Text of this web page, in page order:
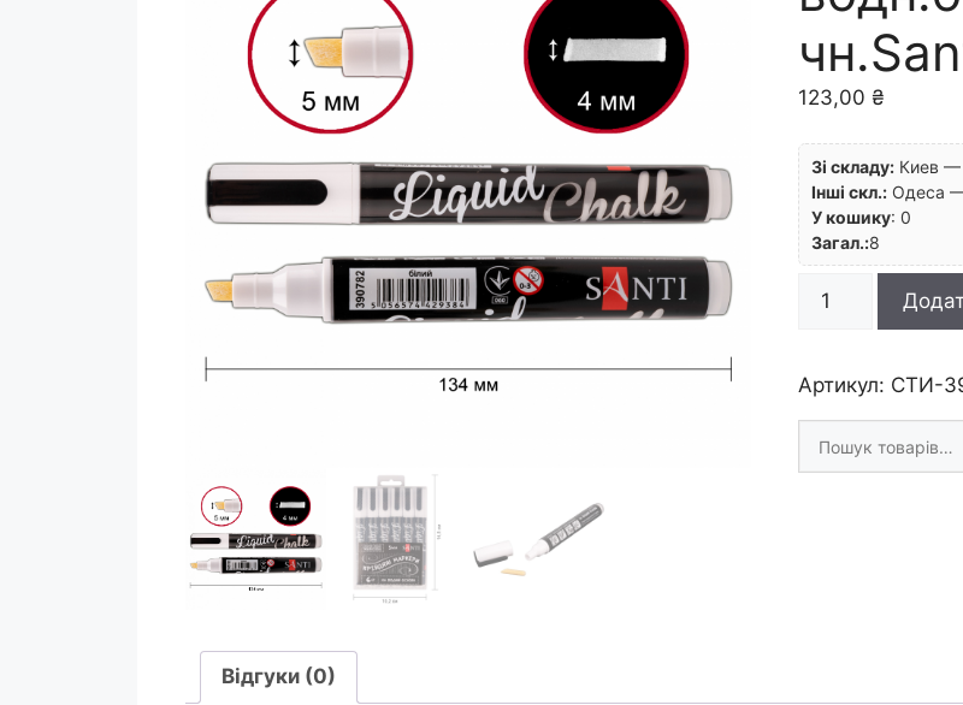
123,00 ₴
Зі складу: Киев —
Інші скл.:Одеса
У кошику: 0
Загал.:8
Маркер
крейдяний
БІЛИЙ
кількість
Артикул: СТИ-
Шукати
товари
Відгуки (0)